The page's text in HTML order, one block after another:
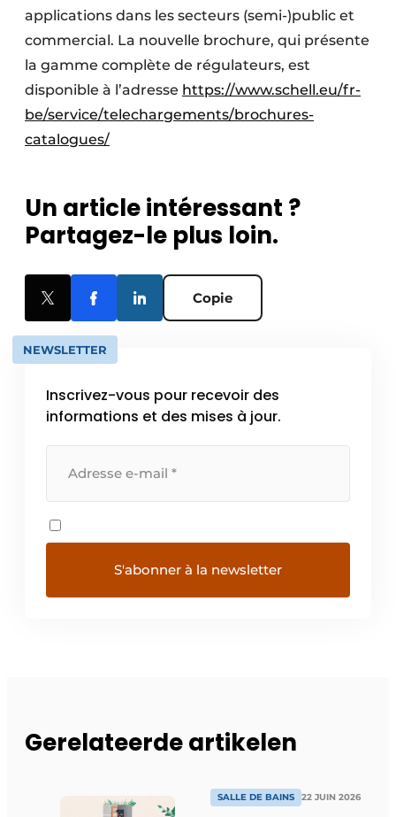
applications dans les secteurs (semi-)public et
commercial. La nouvelle brochure, qui présente
la gamme complète de régulateurs, est
disponible à l’adresse https://www.schell.eu/fr-
be/service/telechargements/brochures-
catalogues/
Un article intéressant ?
Partagez-le plus loin.
Copie
NEWSLETTER
Inscrivez-vous pour recevoir des
informations et des mises à jour.
Gerelateerde artikelen
SALLE DE BAINS 22 JUIN 2026